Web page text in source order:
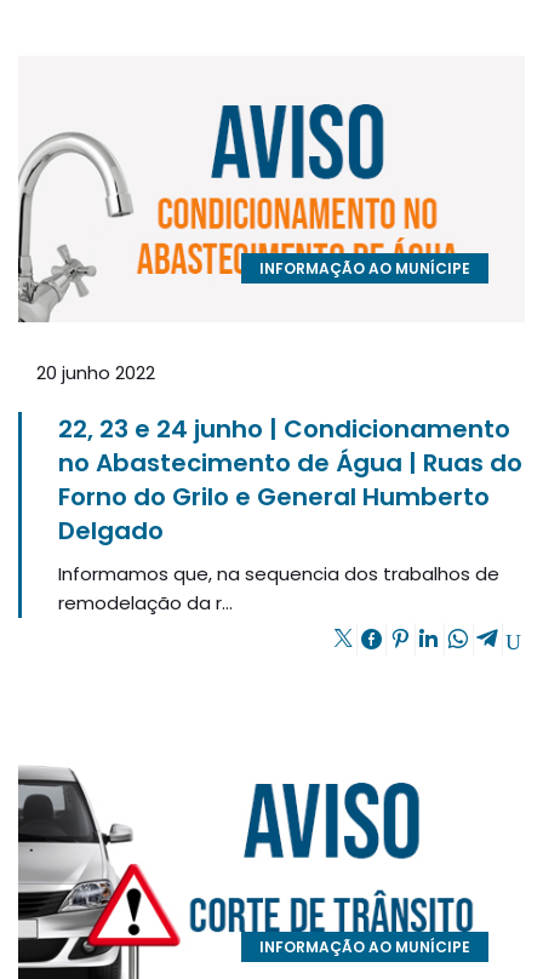
INFORMAÇÃO AO MUNÍCIPE
20 junho 2022
22, 23 e 24 junho | Condicionamento
no Abastecimento de Água | Ruas do
Forno do Grilo e General Humberto
Delgado
Informamos que, na sequencia dos trabalhos de
remodelação da r...
INFORMAÇÃO AO MUNÍCIPE